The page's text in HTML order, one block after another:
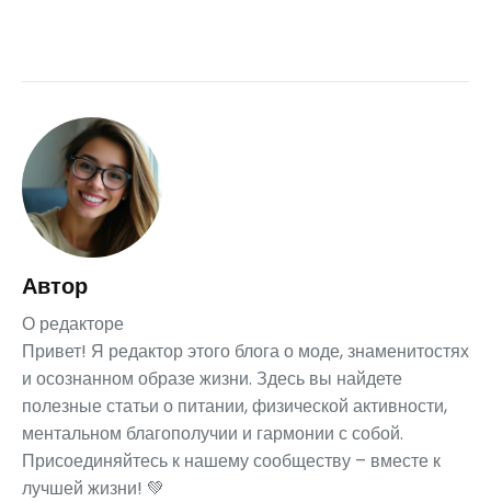
Автор
О редакторе
Привет! Я редактор этого блога о моде, знаменитостях
и осознанном образе жизни. Здесь вы найдете
полезные статьи о питании, физической активности,
ментальном благополучии и гармонии с собой.
Присоединяйтесь к нашему сообществу – вместе к
лучшей жизни! 💚